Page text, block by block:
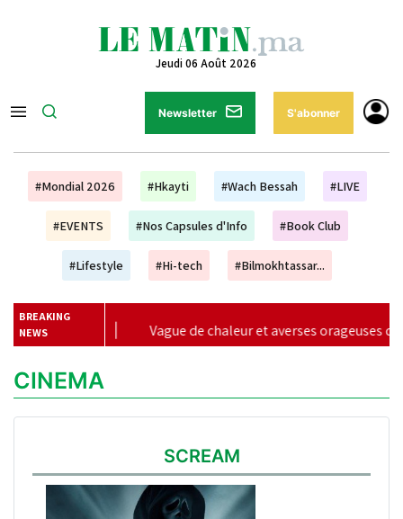
Jeudi 06 Août 2026
Newsletter S'abonner
#Mondial 2026 #Hkayti #Wach Bessah #LIVE
#EVENTS #Nos Capsules d'Info #Book Club
#Lifestyle #Hi-tech #Bilmokhtassar...
BREAKING
NEWS
| Vague de chaleur et averses orageuses de mercredi
CINEMA
SCREAM